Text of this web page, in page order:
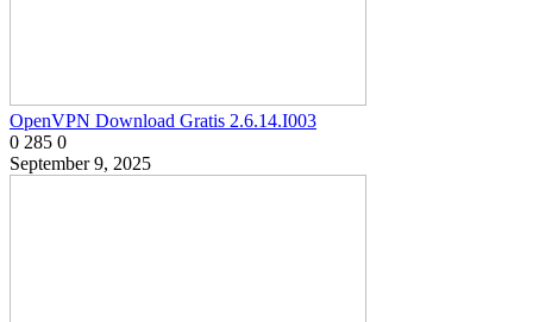
OpenVPN Download Gratis 2.6.14.I003
0 285 0
September 9, 2025